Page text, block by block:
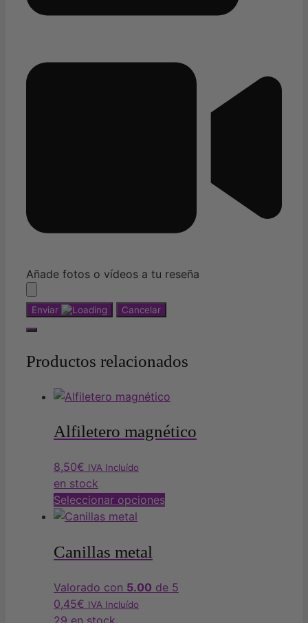
Añade fotos o vídeos a tu reseña
Enviar Cancelar
Productos relacionados
Alfiletero magnético
8,50€ IVA Incluído
en stock
Seleccionar opcionesEste
Las
Canillas metal
Valorado con 5.00 de 5
0,45€ IVA Incluído
29 en stock